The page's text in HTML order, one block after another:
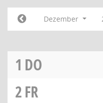
Dezember
1 DO
2FR